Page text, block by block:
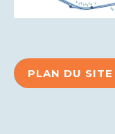
PLAN DU